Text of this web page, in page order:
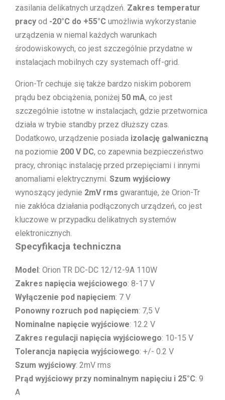
zasilania delikatnych urządzeń. Zakres temperatur
pracy od -20°C do +55°C umożliwia wykorzystanie
urządzenia w niemal każdych warunkach
środowiskowych, co jest szczególnie przydatne w
instalacjach mobilnych czy systemach off-grid.
Orion-Tr cechuje się także bardzo niskim poborem
prądu bez obciążenia, poniżej 50 mA, co jest
szczególnie istotne w instalacjach, gdzie przetwornica
działa w trybie standby przez dłuższy czas.
Dodatkowo, urządzenie posiada izolację galwaniczną
na poziomie 200 V DC, co zapewnia bezpieczeństwo
pracy, chroniąc instalację przed przepięciami i innymi
anomaliami elektrycznymi. Szum wyjściowy
wynoszący jedynie 2mV rms gwarantuje, że Orion-Tr
nie zakłóca działania podłączonych urządzeń, co jest
kluczowe w przypadku delikatnych systemów
elektronicznych.
Specyfikacja techniczna
Model: Orion TR DC-DC 12/12-9A 110W
Zakres napięcia wejściowego: 8-17 V
Wyłączenie pod napięciem: 7 V
Ponowny rozruch pod napięciem: 7,5 V
Nominalne napięcie wyjściowe: 12.2 V
Zakres regulacji napięcia wyjściowego: 10-15 V
Tolerancja napięcia wyjściowego: +/- 0.2 V
Szum wyjściowy: 2mV rms
Prąd wyjściowy przy nominalnym napięciu i 25°C: 9
A